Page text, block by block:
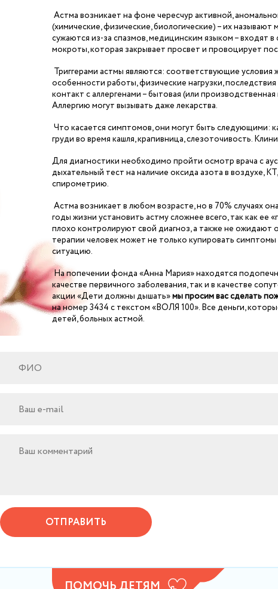
Астма возникает на фоне чересчур активной,
(химические, физические, биологические) – их
сужаются из-за спазмов, медицинским языком – входят
мокроты, которая закрывает просвет и провоцирует
Триггерами астмы являются: соответствующие условия
особенности работы, физические нагрузки,
контакт с аллергенами – бытовая (или
Аллергию могут вызывать даже лекарства.
Что касается симптомов, они могут быть следующими:
груди во время кашля, крапивница, слезоточивость.
Для диагностики необходимо пройти осмотр врача с
дыхательный тест на наличие оксида азота в воздухе,
спирометрию.
Астма возникает в любом возрасте, но в 70% случаях
годы жизни установить астму сложнее всего, так как
плохо контролируют свой диагноз, а также не ожидают
терапии человек может не только купировать
ситуацию.
На попечении фонда «Анна Мария» находятся
качестве первичного заболевания, так и в качестве
акции «Дети должны дышать»мы просим вас сделать
на номер 3434 с текстом «ВОЛЯ 100». Все деньги,
детей, больных астмой.
ОТПРАВИТЬ